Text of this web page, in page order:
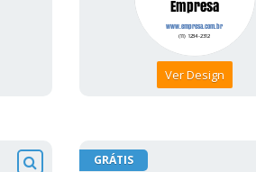
Ver Design
GRÁTIS